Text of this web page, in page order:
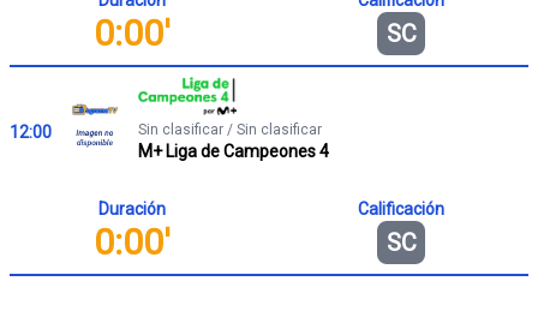
0:00' SC
12:00 Sin clasificar / Sin clasificar
M+ Liga de Campeones 4
Duración
0:00'
Calificación
SC